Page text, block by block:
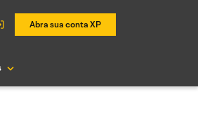
Abra sua conta XP